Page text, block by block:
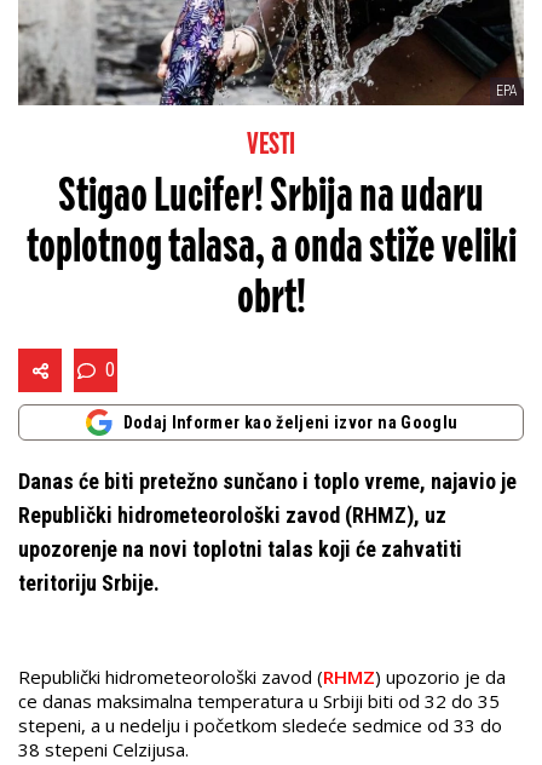
EPA
VESTI
Stigao Lucifer! Srbija na udaru
toplotnog talasa, a onda stiže veliki
obrt!
0
Dodaj Informer kao željeni izvor na Googlu
Danas će biti pretežno sunčano i toplo vreme, najavio je
Republički hidrometeorološki zavod (RHMZ), uz
upozorenje na novi toplotni talas koji će zahvatiti
teritoriju Srbije.
Republički hidrometeorološki zavod (RHMZ) upozorio je da
ce danas maksimalna temperatura u Srbiji biti od 32 do 35
stepeni, a u nedelju i početkom sledeće sedmice od 33 do
38 stepeni Celzijusa.